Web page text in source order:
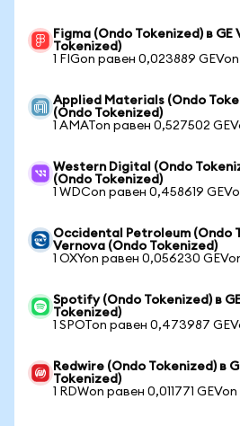
Figma (Ondo Tokenized) в GE
Tokenized)
1 FIGon равен 0,023889 GEVon
Applied Materials (Ondo
(Ondo Tokenized)
1 AMATon равен 0,527502
Western Digital (Ondo
(Ondo Tokenized)
1 WDCon равен 0,458619
Occidental Petroleum (Ondo
Vernova (Ondo Tokenized)
1 OXYon равен 0,056230
Spotify (Ondo Tokenized) в
Tokenized)
1 SPOTon равен 0,473987
Redwire (Ondo Tokenized) в
Tokenized)
1 RDWon равен 0,011771 GEVon